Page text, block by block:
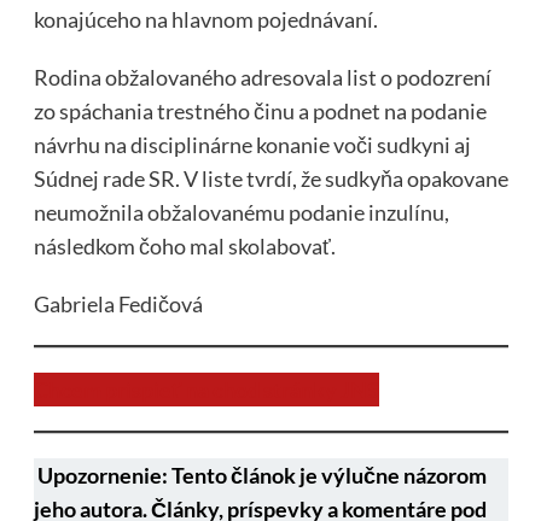
konajúceho na hlavnom pojednávaní.
Rodina obžalovaného adresovala list o podozrení
zo spáchania trestného činu a podnet na podanie
návrhu na disciplinárne konanie voči sudkyni aj
Súdnej rade SR. V liste tvrdí, že sudkyňa opakovane
neumožnila obžalovanému podanie inzulínu,
následkom čoho mal skolabovať.
Gabriela Fedičová
Upozornenie: Tento článok je výlučne názorom
jeho autora. Články, príspevky a komentáre pod